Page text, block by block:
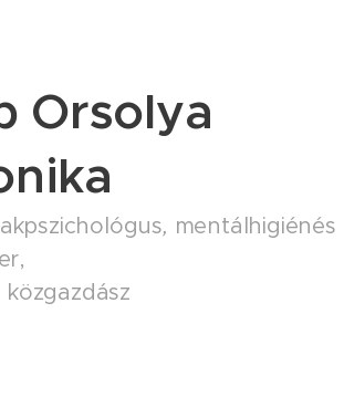
Orsolya
, mentálhigiénés
közgazdász